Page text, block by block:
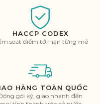
HACCP CODEX
soát điểm tới hạn từng mẻ
HÀNG TOÀN QUỐC
gói kỹ, giao nhanh đến